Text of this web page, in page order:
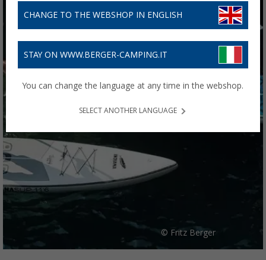
© Fritz Berger
CHANGE TO THE WEBSHOP IN ENGLISH
STAY ON WWW.BERGER-CAMPING.IT
You can change the language at any time in the webshop.
SELECT ANOTHER LANGUAGE